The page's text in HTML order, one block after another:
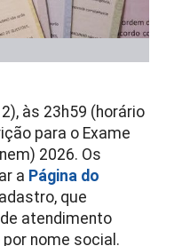
às 23h59 (horário
para o Exame
2026. Os
a Página do
que
atendimento
nome social.